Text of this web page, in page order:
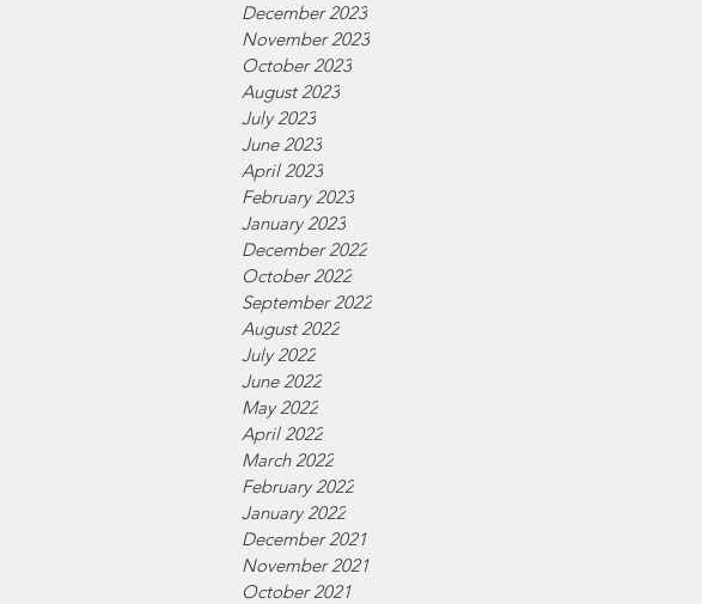
December 2023
November 2023
October 2023
August 2023
July 2023
June 2023
April 2023
February 2023
January 2023
December 2022
October 2022
September 2022
August 2022
July 2022
June 2022
May 2022
April 2022
March 2022
February 2022
January 2022
December 2021
November 2021
October 2021